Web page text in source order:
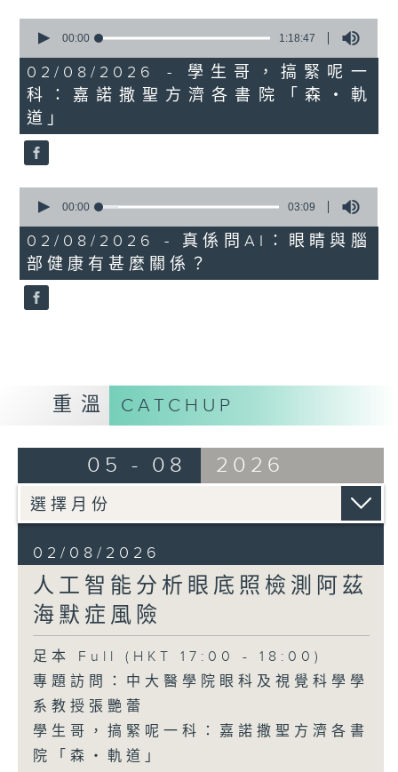
seconds
1
hour,
18
minutes,
47
seconds
00:00 1:18:47
02/08/2026 - 學生哥，搞緊呢一
科：嘉諾撒聖方濟各書院「森・軌
道」
seconds
3
minutes,
9
seconds
00:00 03:09
02/08/2026 - 真係問AI：眼睛與腦
部健康有甚麼關係？
重溫 CATCHUP
05 - 08 2026
02/08/2026
人工智能分析眼底照檢測阿茲
海默症風險
足本 Full (HKT 17:00 - 18:00)
專題訪問：中大醫學院眼科及視覺科學學
系教授張艷蕾
學生哥，搞緊呢一科：嘉諾撒聖方濟各書
院「森・軌道」